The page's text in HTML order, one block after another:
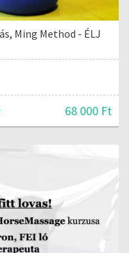
Ming Method - ÉLJ
68 000 Ft